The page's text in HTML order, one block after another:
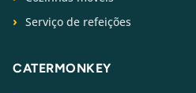
Serviço de refeições
CATERMONKEY